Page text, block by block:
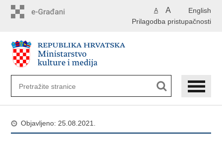
English
A A
Prilagodba pristupačnosti
Objavljeno: 25.08.2021.